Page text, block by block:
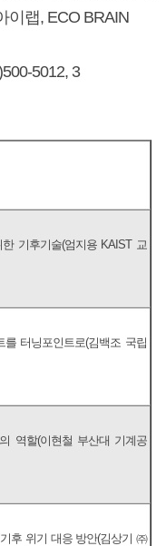
이랩, ECO BRAIN
5012, 3
기후기술(엄지용 KAIST 교
터닝포인트로(김백조 국립
역할(이현철 부산대 기계공
후 위기 대응 방안(김상기 ㈜